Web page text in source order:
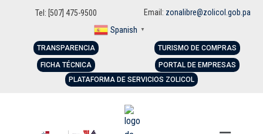
Tel: [507] 475-9500 Email: zonalibre@zolicol.gob.pa
Spanish ▼
TRANSPARENCIA
FICHA TÉCNICA
TURISMO DE COMPRAS
PORTAL DE EMPRESAS
PLATAFORMA DE SERVICIOS ZOLICOL